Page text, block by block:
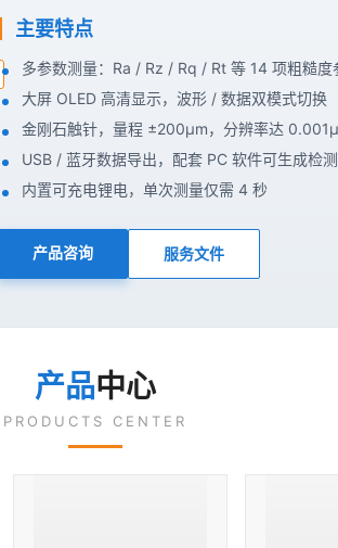
主要特点
多参数测量：Ra / Rz / Rq / Rt 等 14 项粗糙度
大屏 OLED 高清显示，波形 / 数据双模式切换
金刚石触针，量程 ±200μm，分辨率达
USB / 蓝牙数据导出，配套 PC 软件可生成检
内置可充电锂电，单次测量仅需 4 秒
产品咨询 服务文件
产品中心
PRODUCTS CENTER